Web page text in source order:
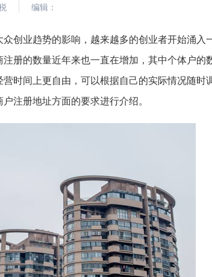
编辑：
创业趋势的影响，越来越多的创业者开始涌入
册的数量近年来也一直在增加，其中个体户的
时间上更自由，可以根据自己的实际情况随时
注册地址方面的要求进行介绍。